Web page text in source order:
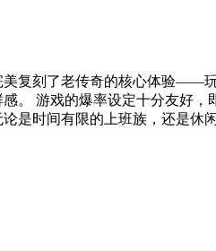
复刻了老传奇的核心体验——
。 游戏的爆率设定十分友好
是时间有限的上班族，还是休